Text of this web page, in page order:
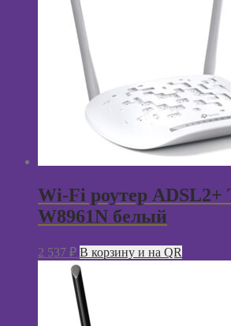
Wi-Fi роутер
W8961N белый
2 537 ₽ В корзину и на QR